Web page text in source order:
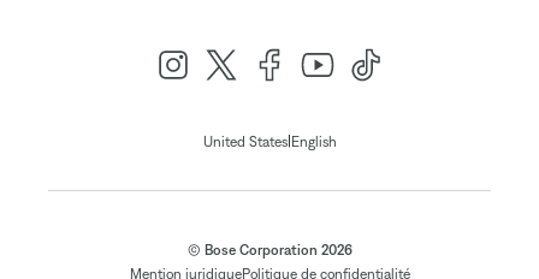
United States| English
© Bose Corporation 2026
Mention juridiquePolitique de confidentialité